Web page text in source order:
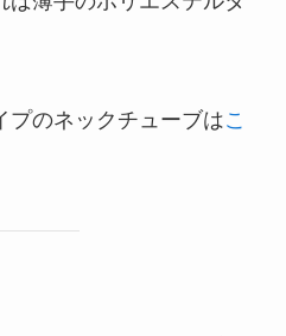
プのネックチューブはこ